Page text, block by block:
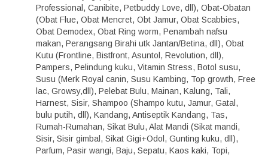
Professional, Canibite, Petbuddy Love, dll), Obat-Obatan
(Obat Flue, Obat Mencret, Obt Jamur, Obat Scabbies,
Obat Demodex, Obat Ring worm, Penambah nafsu
makan, Perangsang Birahi utk Jantan/Betina, dll), Obat
Kutu (Frontline, Bistfront, Asuntol, Revolution, dll),
Pampers, Pelindung kuku, Vitamin Stress, Botol susu,
Susu (Merk Royal canin, Susu Kambing, Top growth, Free
lac, Growsy,dll), Pelebat Bulu, Mainan, Kalung, Tali,
Harnest, Sisir, Shampoo (Shampo kutu, Jamur, Gatal,
bulu putih, dll), Kandang, Antiseptik Kandang, Tas,
Rumah-Rumahan, Sikat Bulu, Alat Mandi (Sikat mandi,
Sisir, Sisir gimbal, Sikat Gigi+Odol, Gunting kuku, dll),
Parfum, Pasir wangi, Baju, Sepatu, Kaos kaki, Topi,